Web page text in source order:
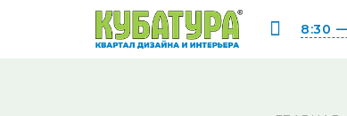
8:30